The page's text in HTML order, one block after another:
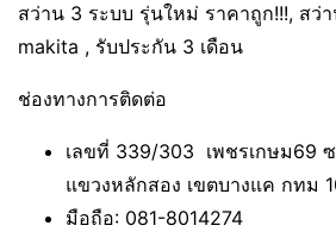
สว่าน 3 ระบบ รุ่นใหม่ ราคาถูก!!!, สว่
makita , รับประกัน 3 เดือน
ช่องทางการติดต่อ
เลขที่ 339/303 เพชรเกษม69
แขวงหลักสอง เขตบางแค กทม
มือถือ: 081-8014274